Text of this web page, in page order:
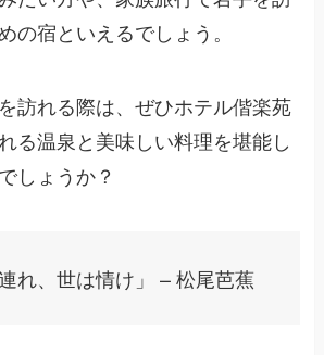
の宿といえるでしょう。
訪れる際は、ぜひホテル偕楽苑
る温泉と美味しい料理を堪能し
しょうか？
れ、世は情け」 – 松尾芭蕉